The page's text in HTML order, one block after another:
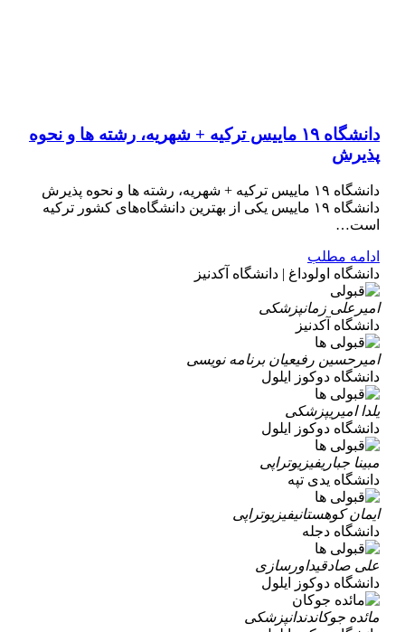
دانشگاه ۱۹ ماییس ترکیه + شهریه، رشته ها و نحوه
پذیرش
دانشگاه ۱۹ ماییس ترکیه + شهریه، رشته ها و نحوه پذیرش
دانشگاه ۱۹ ماییس یکی از بهترین دانشگاه‌های کشور ترکیه
است…
ادامه مطلب
دانشگاه اولوداغ | دانشگاه آکدنیز
امیرعلی زمانپزشکی
دانشگاه آکدنیز
امیرحسین رفیعیانبرنامه نویسی
دانشگاه دوکوز ایلول
یلدا امیریپزشکی
دانشگاه دوکوز ایلول
مبینا جباریفیزیوتراپی
دانشگاه یدی تپه
ایمان کوهستانیفیزیوتراپی
دانشگاه دجله
علی صادقیداورسازی
دانشگاه دوکوز ایلول
مائده جوکاندندانپزشکی